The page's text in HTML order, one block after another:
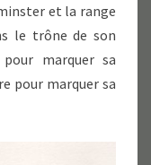
et la range
le trône de son
marquer sa
pour marquer sa